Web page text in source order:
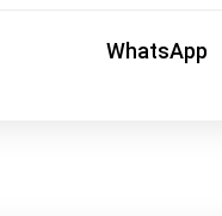
WhatsApp